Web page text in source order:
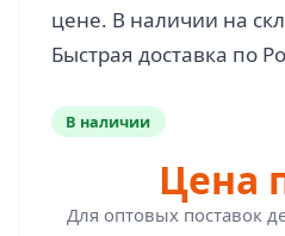
цене. В наличии на
В наличии
Цена
Для оптовых поставок